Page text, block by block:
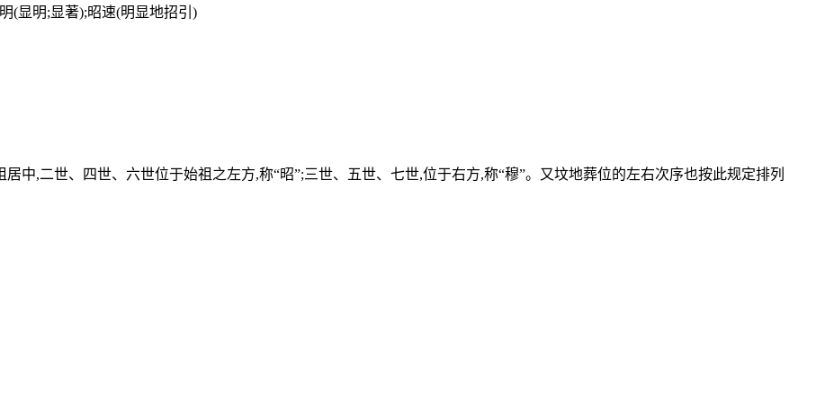
(显明;显著);昭速(明显地招引)
居中,二世、四世、六世位于始祖之左方,称“昭”;三世、五世、七世,位于右方,称“穆”。又坟地葬位的左右次序也按此规定排列